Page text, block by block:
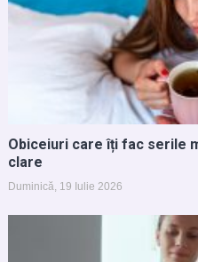
Obiceiuri care îți fac serile
clare
Duminică, 19 Iulie 2026